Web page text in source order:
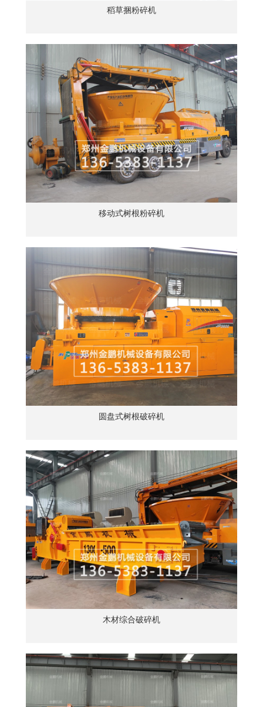
稻草捆粉碎机
移动式树根粉碎机
圆盘式树根破碎机
木材综合破碎机